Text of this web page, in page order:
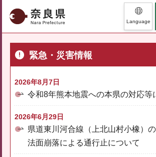
奈良県 Language
緊急・災害情報
2026年8月7日
令和8年熊本地震への本県の対応等
2026年6月29日
県道東川河合線（上北山村小橡）
法面崩落による通行止について